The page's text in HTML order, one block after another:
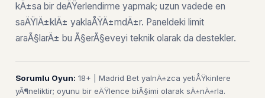
kÄ±sa bir deÄŸerlendirme yapmak; uzun vadede en
saÄŸlÄ±klÄ± yaklaÅŸÄ±mdÄ±r. Paneldeki limit
araÃ§larÄ± bu Ã§erÃ§eveyi teknik olarak da destekler.
Sorumlu Oyun: 18+ | Madrid Bet yalnÄ±zca yetiÅŸkinlere
yÃ¶neliktir; oyunu bir eÄŸlence biÃ§imi olarak sÄ±nÄ±rla.